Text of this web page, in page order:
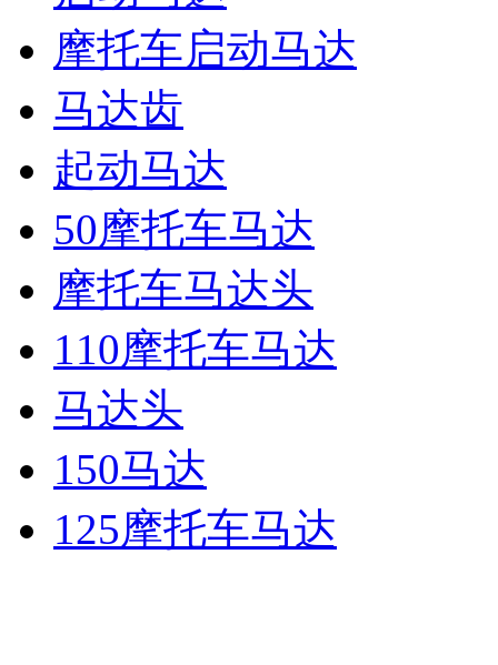
摩托车启动马达
马达齿
起动马达
50摩托车马达
摩托车马达头
110摩托车马达
马达头
150马达
125摩托车马达